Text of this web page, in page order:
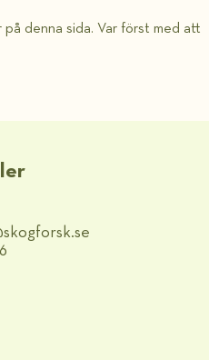
på denna sida. Var först med att